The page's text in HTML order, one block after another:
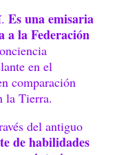
Es una emisaria
a la Federación
en el
comparación
la Tierra.
del antiguo
de habilidades